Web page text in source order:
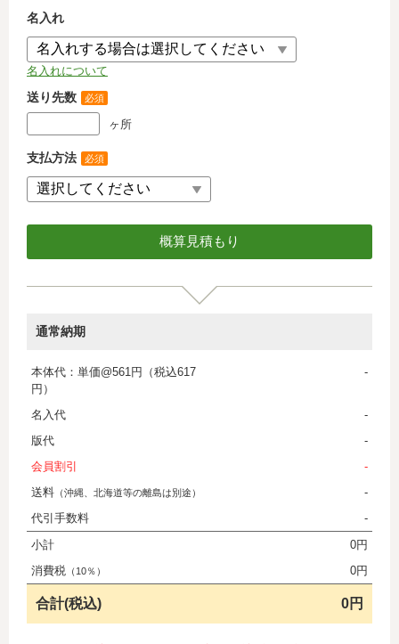
名入れ
名入れについて
送り先数 必須
ヶ所
支払方法 必須
通常納期
本体代：単価@561円（税込617
円）
-
名入代
-
版代
-
会員割引
-
送料 （沖縄、北海道等の離島は別途）
-
代引手数料
-
小計
0円
消費税 （10％） 0円
合計(税込) 0円